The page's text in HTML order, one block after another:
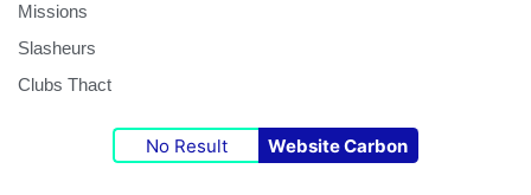
Missions
Slasheurs
Clubs Thact
No Result Website Carbon